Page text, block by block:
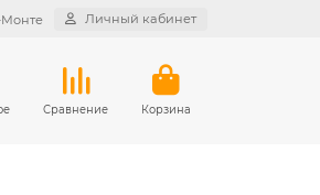
Личный кабинет
Сравнение Корзина